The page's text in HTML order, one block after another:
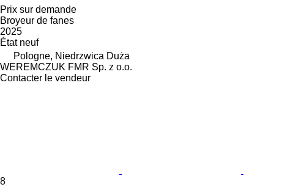
Prix sur demande
Broyeur de fanes
2025
Étatneuf
Pologne, Niedrzwica Duża
WEREMCZUK FMR Sp. z o.o.
Contacter le vendeur
8